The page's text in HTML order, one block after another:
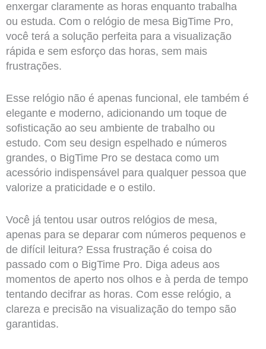
enxergar claramente as horas enquanto trabalha
ou estuda. Com o relógio de mesa BigTime Pro,
você terá a solução perfeita para a visualização
rápida e sem esforço das horas, sem mais
frustrações.
Esse relógio não é apenas funcional, ele também é
elegante e moderno, adicionando um toque de
sofisticação ao seu ambiente de trabalho ou
estudo. Com seu design espelhado e números
grandes, o BigTime Pro se destaca como um
acessório indispensável para qualquer pessoa que
valorize a praticidade e o estilo.
Você já tentou usar outros relógios de mesa,
apenas para se deparar com números pequenos e
de difícil leitura? Essa frustração é coisa do
passado com o BigTime Pro. Diga adeus aos
momentos de aperto nos olhos e à perda de tempo
tentando decifrar as horas. Com esse relógio, a
clareza e precisão na visualização do tempo são
garantidas.